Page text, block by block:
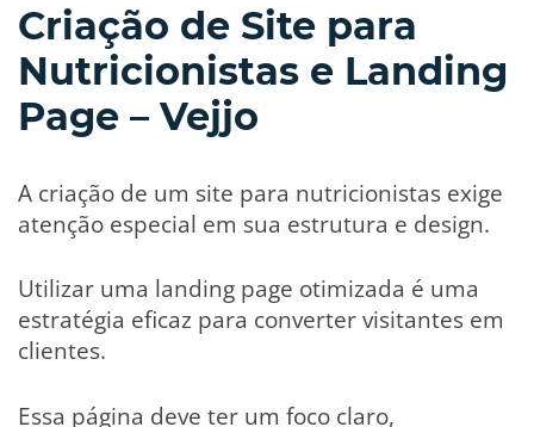
Criação de Site para
Nutricionistas e Landing
Page – Vejjo
A criação de um site para nutricionistas exige
atenção especial em sua estrutura e design.
Utilizar uma landing page otimizada é uma
estratégia eficaz para converter visitantes em
clientes.
Essa página deve ter um foco claro,